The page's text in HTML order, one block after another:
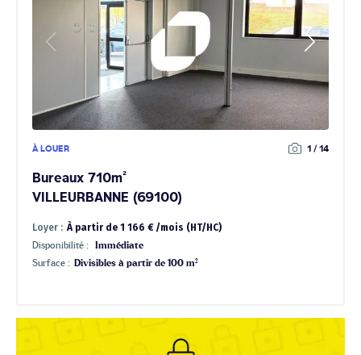
À LOUER 1 / 14
Bureaux 710m²
VILLEURBANNE (69100)
Loyer : À partir de 1 166 € /mois (HT/HC)
Disponibilité :
Immédiate
Surface : Divisibles à partir de 100 m²